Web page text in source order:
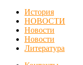
История
НОВОСТИ
Новости
Новости
Литература